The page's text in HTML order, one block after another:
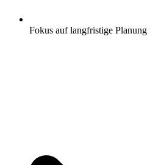
Fokus auf langfristige Planung